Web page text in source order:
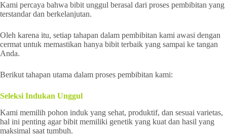
Kami percaya bahwa bibit unggul berasal dari proses pembibitan yang
terstandar dan berkelanjutan.
Oleh karena itu, setiap tahapan dalam pembibitan kami awasi dengan
cermat untuk memastikan hanya bibit terbaik yang sampai ke tangan
Anda.
Berikut tahapan utama dalam proses pembibitan kami:
Seleksi Indukan Unggul
Kami memilih pohon induk yang sehat, produktif, dan sesuai varietas,
hal ini penting agar bibit memiliki genetik yang kuat dan hasil yang
maksimal saat tumbuh.